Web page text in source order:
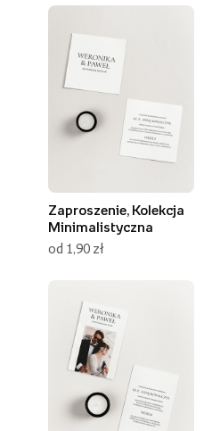
Zaproszenie, Kolekcja
Minimalistyczna
od 1,90 zł